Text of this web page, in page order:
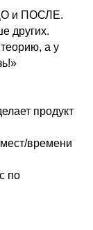
и ПОСЛЕ.
других.
а у
продукт
времени
по